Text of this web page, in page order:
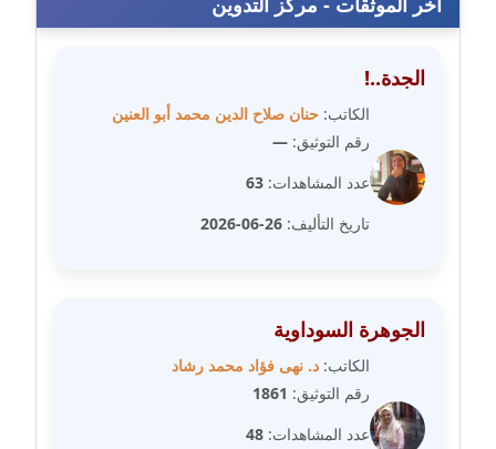
معلق
مدونة خالد دومه
مدونة خالد صالح
عاملة
مدونة خالد عويس
عاملة
مدونة خليل السيد
الجدة..!
الكاتب: حنان صلاح الدين محمد أبو العنين
رقم التوثيق: —
عدد المشاهدات: 63
تاريخ التأليف: 26-06-2026
الجوهرة السوداوية
الكاتب: د. نهى فؤاد محمد رشاد
رقم التوثيق: 1861
عدد المشاهدات: 48